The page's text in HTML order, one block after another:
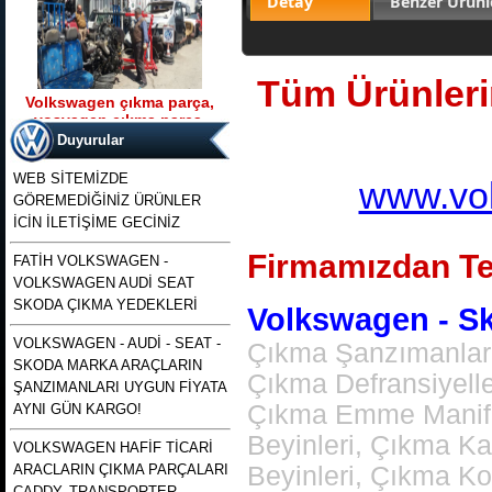
Volkswagen çıkma parça,
vosvagen çıkma parça,
wosvagen çıkma parça,
woswagen çıkma parça, vw
çıkma p
Ürün Kodu : t5 kasa transporter 2500 tdı
130 beygirlik çıkma motor
t5 kasa transporter 2500 tdı
130 beygirlik çıkma motor
2000 2001 2002 modellere uyumlu
çıkma merkezi kilit pompası , polo
merkezi kilit motoru, polo classıc ve
heşbekler icin merkezi kilit kontrol
pompası
Duyurular
WEB SİTEMİZDE
GÖREMEDİĞİNİZ ÜRÜNLER
İCİN İLETİŞİME GECİNİZ
FATİH VOLKSWAGEN -
VOLKSWAGEN AUDİ SEAT
SKODA ÇIKMA YEDEKLERİ
VOLKSWAGEN - AUDİ - SEAT -
SKODA MARKA ARAÇLARIN
ŞANZIMANLARI UYGUN FİYATA
AYNI GÜN KARGO!
VOLKSWAGEN HAFİF TİCARİ
ARACLARIN ÇIKMA PARÇALARI
Tüm
Firmamızdan
Volkswagen -
Çıkma
Çıkma
Çıkma Emme
Beyinleri, Çıkma
Beyinleri, Çıkma